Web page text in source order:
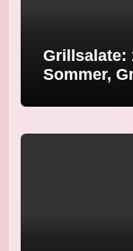
Grillsalate:
Sommer,